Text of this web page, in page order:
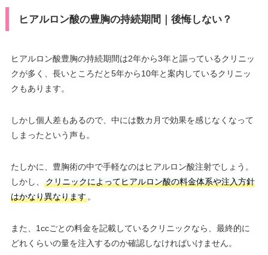
ヒアルロン酸の豊胸の持続期間｜後悔しない？
ヒアルロン酸豊胸の持続期間は2年から3年と謳っているクリニッ
クが多く、長いところだと5年から10年と案内しているクリニッ
クもあります。
しかし個人差もあるので、中には数カ月で効果を感じなくなって
しまったという声も。
たしかに、豊胸術の中で手軽なのはヒアルロン酸注射でしょう。
しかし、
クリニックによってヒアルロン酸の料金体系や注入方針
はかなり異なります。
また、1ccごとの料金を記載しているクリニックなら、最終的に
どれくらいの量を注入するのか確認しなければいけません。